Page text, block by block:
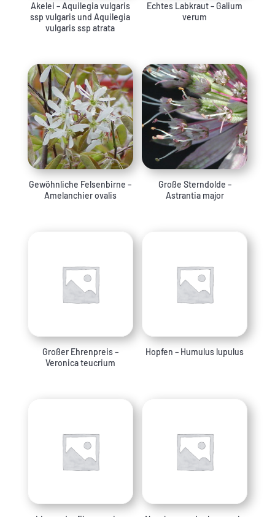
Akelei – Aquilegia vulgaris
ssp vulgaris und Aquilegia
vulgaris ssp atrata
Echtes Labkraut – Galium
verum
Gewöhnliche Felsenbirne –
Amelanchier ovalis
Große Sterndolde –
Astrantia major
Großer Ehrenpreis –
Veronica teucrium
Hopfen – Humulus lupulus